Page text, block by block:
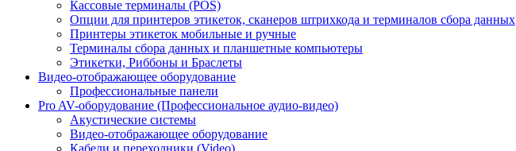
Кассовые терминалы (POS)
Опции для принтеров этикеток, сканеров штрихкода и терминалов сбора данных
Принтеры этикеток мобильные и ручные
Терминалы сбора данных и планшетные компьютеры
Этикетки, Риббоны и Браслеты
Видео-отображающее оборудование
Профессиональные панели
Pro AV-оборудование (Профессиональное аудио-видео)
Акустические системы
Видео-отображающее оборудование